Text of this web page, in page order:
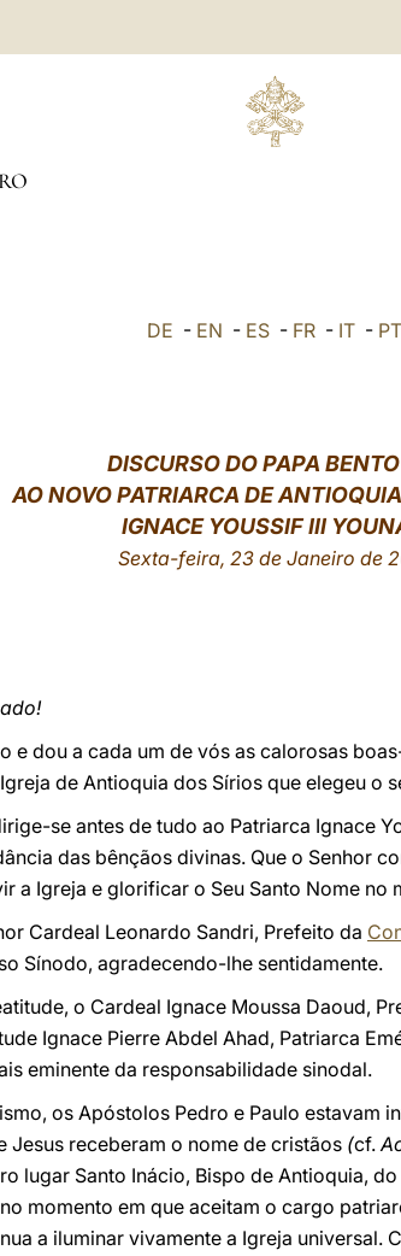
DE - EN - ES - FR - IT - PT
DISCURSO DO PAPA
AO NOVO PATRIARCA DE
IGNACE YOUSSIF III
Sexta-feira, 23 de Janeiro de
e dou a cada um de vós as calorosas
de Antioquia dos Sírios que elegeu o
se antes de tudo ao Patriarca Ignace
das bênçãos divinas. Que o Senhor
a Igreja e glorificar o Seu Santo Nome no
Cardeal Leonardo Sandri, Prefeito da
Sínodo, agradecendo-lhe sentidamente.
o Cardeal Ignace Moussa Daoud,
Ignace Pierre Abdel Ahad, Patriarca
eminente da responsabilidade sinodal.
os Apóstolos Pedro e Paulo estavam
Jesus receberam o nome de cristãos (cf.
lugar Santo Inácio, Bispo de Antioquia,
momento em que aceitam o cargo
a iluminar vivamente a Igreja universal.